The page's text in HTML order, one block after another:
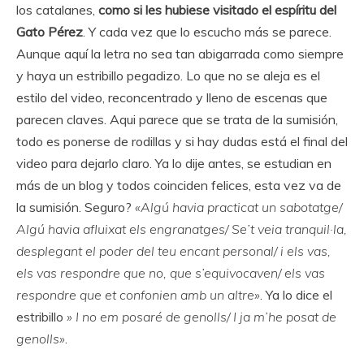
los catalanes, como si les hubiese visitado el espíritu del
Gato Pérez . Y cada vez que lo escucho más se parece.
Aunque aquí la letra no sea tan abigarrada como siempre
y haya un estribillo pegadizo. Lo que no se aleja es el
estilo del video, reconcentrado y lleno de escenas que
parecen claves. Aqui parece que se trata de la sumisión,
todo es ponerse de rodillas y si hay dudas está el final del
video para dejarlo claro. Ya lo dije antes, se estudian en
más de un blog y todos coinciden felices, esta vez va de
la sumisión. Seguro? «Algú havia practicat un sabotatge/
Algú havia afluixat els engranatges/ Se’t veia tranquil·la,
desplegant el poder del teu encant personal/ i els vas,
els vas respondre que no, que s’equivocaven/ els vas
respondre que et confonien amb un altre» . Ya lo dice el
estribillo » I no em posaré de genolls/ I ja m’he posat de
genolls»